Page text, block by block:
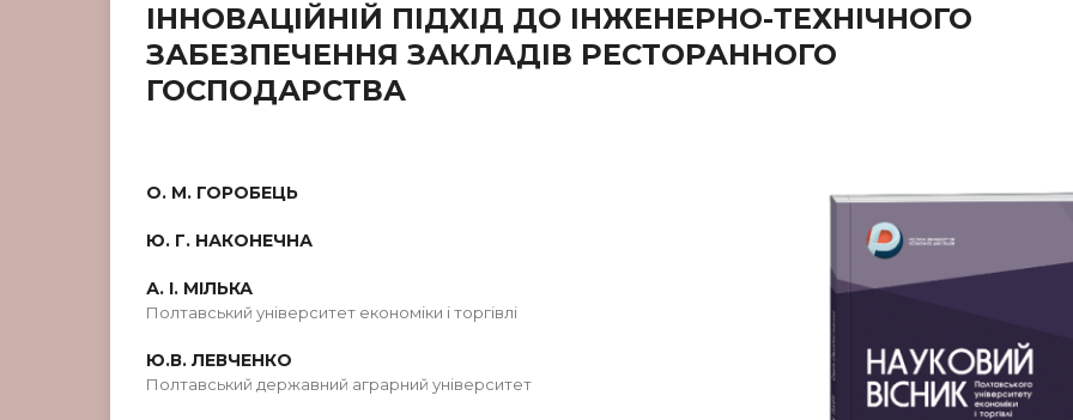
ІННОВАЦІЙНІЙ ПІДХІД ДО ІНЖЕНЕРНО-ТЕХНІЧНОГО
ЗАБЕЗПЕЧЕННЯ ЗАКЛАДІВ РЕСТОРАННОГО
ГОСПОДАРСТВА
О. М. ГОРОБЕЦЬ
Ю. Г. НАКОНЕЧНА
А. І. МІЛЬКА
Полтавський університет економіки і торгівлі
Ю.В. ЛЕВЧЕНКО
Полтавський державний аграрний університет